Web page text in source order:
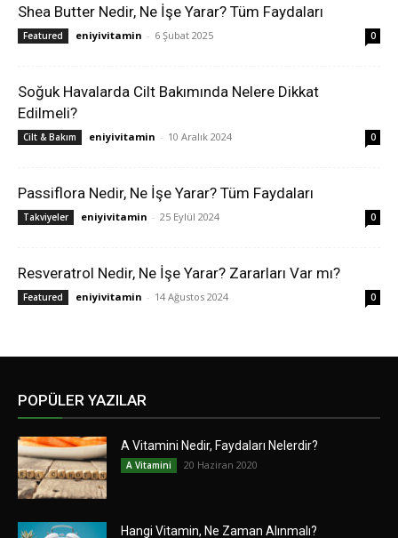
Shea Butter Nedir, Ne İşe Yarar? Tüm Faydaları
Featured eniyivitamin - 6 Şubat 2025 0
Soğuk Havalarda Cilt Bakımında Nelere Dikkat
Edilmeli?
Cilt & Bakım eniyivitamin - 10 Aralık 2024 0
Passiflora Nedir, Ne İşe Yarar? Tüm Faydaları
Takviyeler eniyivitamin - 25 Eylül 2024 0
Resveratrol Nedir, Ne İşe Yarar? Zararları Var mı?
Featured eniyivitamin - 14 Ağustos 2024 0
POPÜLER YAZILAR
A Vitamini Nedir, Faydaları Nelerdir?
A Vitamini 20 Haziran 2020
Hangi Vitamin, Ne Zaman Alınmalı?